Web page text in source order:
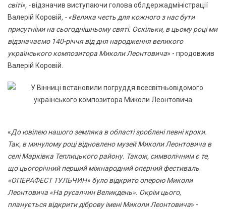
світі», -відзначив виступаючи голова облдержадміністрації
Валерій Коровій, - «Велика честь для кожного з нас бути
присутніми на сьогоднішньому святі. Оскільки, в цьому році ми
відзначаємо 140-річчя від дня народження великого
українського композитора Миколи Леонтовича» - продовжив
Валерій Коровій.
«До ювілею нашого земляка в області зроблені певні кроки.
Так, в минулому році відновлено музей Миколи Леонтовича в
селі Марківка Теплицького району. Також, символічним є те,
що цьогорічний перший міжнародний оперний фестиваль
«ОПЕРАФЕСТ ТУЛЬЧИН» було відкрито оперою Миколи
Леонтовича «На русалчин Великдень». Окрім цього,
планується відкрити діброву імені Миколи Леонтовича» -